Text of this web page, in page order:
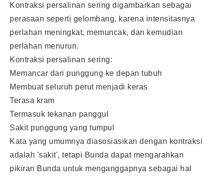
Kontraksi persalinan sering digambarkan sebagai
perasaan seperti gelombang, karena intensitasnya
perlahan meningkat, memuncak, dan kemudian
perlahan menurun.
Kontraksi persalinan sering:
Memancar dari punggung ke depan tubuh
Membuat seluruh perut menjadi keras
Terasa kram
Termasuk tekanan panggul
Sakit punggung yang tumpul
Kata yang umumnya diasosiasikan dengan kontraksi
adalah 'sakit', tetapi Bunda dapat mengarahkan
pikiran Bunda untuk menganggapnya sebagai hal